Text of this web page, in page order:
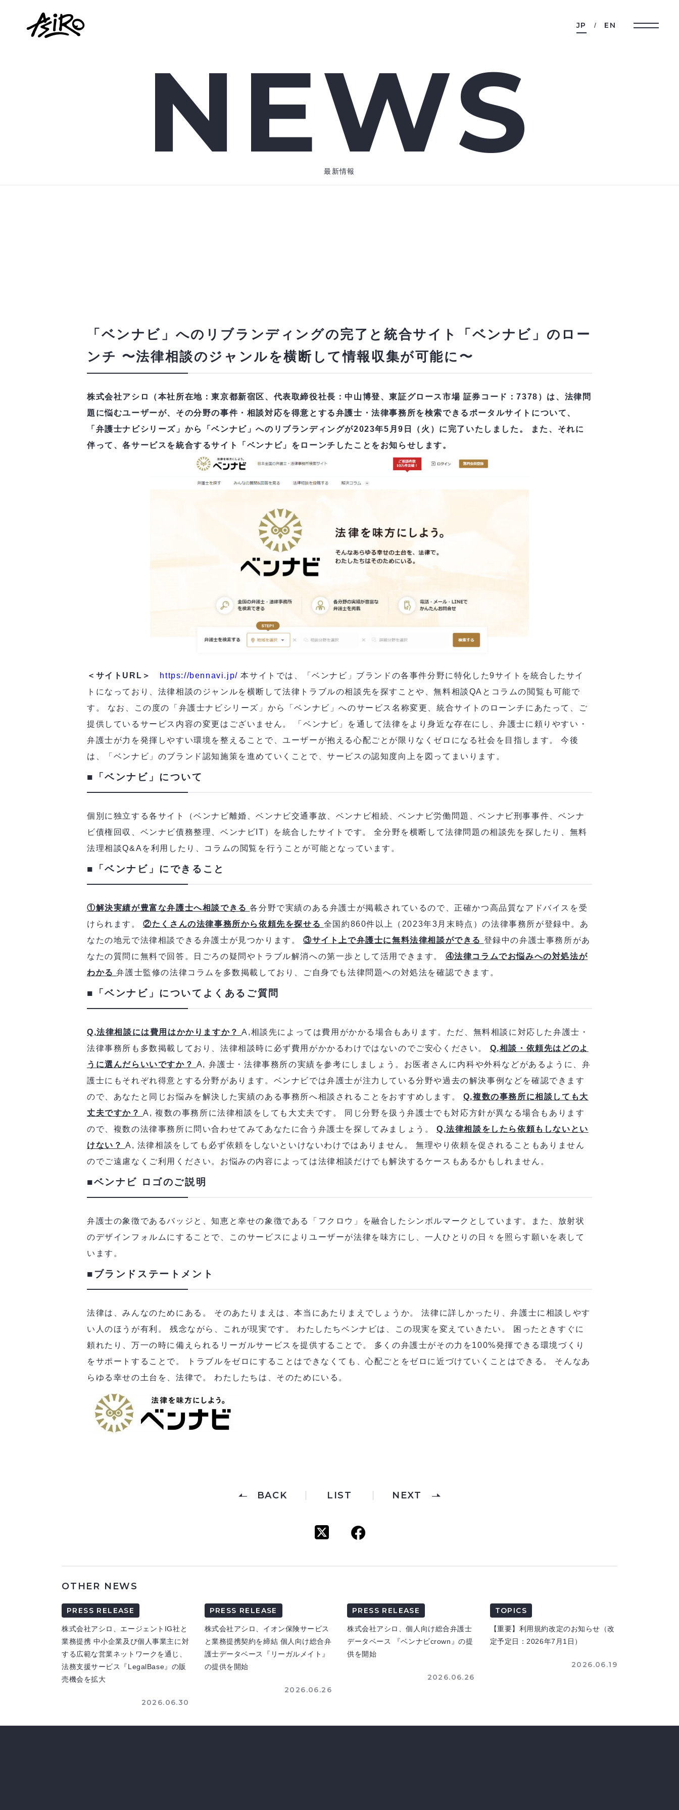
JP EN
NEWS
最新情報
「ベンナビ」へのリブランディングの完了と統合サイト「ベンナビ」のロー
ンチ 〜法律相談のジャンルを横断して情報収集が可能に〜
株式会社アシロ（本社所在地：東京都新宿区、代表取締役社長：中山博登、東証グロース市場 証券コード：7378）は、法律問
題に悩むユーザーが、その分野の事件・相談対応を得意とする弁護士・法律事務所を検索できるポータルサイトについて、
「弁護士ナビシリーズ」から「ベンナビ」へのリブランディングが2023年5月9日（火）に完了いたしました。
また、それに
伴って、各サービスを統合するサイト「ベンナビ」をローンチしたことをお知らせします。
＜サイトURL＞ https://bennavi.jp/ 本サイトでは、「ベンナビ」ブランドの各事件分野に特化した9サイトを統合したサイ
トになっており、法律相談のジャンルを横断して法律トラブルの相談先を探すことや、無料相談QAとコラムの閲覧も可能で
す。 なお、この度の「弁護士ナビシリーズ」から「ベンナビ」へのサービス名称変更、統合サイトのローンチにあたって、ご
提供しているサービス内容の変更はございません。 「ベンナビ」を通して法律をより身近な存在にし、弁護士に頼りやすい・
弁護士が力を発揮しやすい環境を整えることで、ユーザーが抱える心配ごとが限りなくゼロになる社会を目指します。 今後
は、「ベンナビ」のブランド認知施策を進めていくことで、サービスの認知度向上を図ってまいります。
■「ベンナビ」について
個別に独立する各サイト（ベンナビ離婚、ベンナビ交通事故、ベンナビ相続、ベンナビ労働問題、ベンナビ刑事事件、ベンナ
ビ債権回収、ベンナビ債務整理、ベンナビIT）を統合したサイトです。 全分野を横断して法律問題の相談先を探したり、無料
法理相談Q&Aを利用したり、コラムの閲覧を行うことが可能となっています。
■「ベンナビ」にできること
①解決実績が豊富な弁護士へ相談できる各分野で実績のある弁護士が掲載されているので、正確かつ高品質なアドバイスを受
けられます。②たくさんの法律事務所から依頼先を探せる 全国約860件以上（2023年3月末時点）の法律事務所が登録中。あ
なたの地元で法律相談できる弁護士が見つかります。③サイト上で弁護士に無料法律相談ができる 登録中の弁護士事務所があ
なたの質問に無料で回答。日ごろの疑問やトラブル解消への第一歩として活用できます。 ④法律コラムでお悩みへの対処法が
わかる弁護士監修の法律コラムを多数掲載しており、ご自身でも法律問題への対処法を確認できます。
■「ベンナビ」についてよくあるご質問
Q,法律相談には費用はかかりますか？A,相談先によっては費用がかかる場合もあります。ただ、無料相談に対応した弁護士・
法律事務所も多数掲載しており、法律相談時に必ず費用がかかるわけではないのでご安心ください。 Q,相談・依頼先はどのよ
うに選んだらいいですか？ A, 弁護士・法律事務所の実績を参考にしましょう。お医者さんに内科や外科などがあるように、弁
護士にもそれぞれ得意とする分野があります。ベンナビでは弁護士が注力している分野や過去の解決事例などを確認できます
ので、あなたと同じお悩みを解決した実績のある事務所へ相談されることをおすすめします。 Q,複数の事務所に相談しても大
丈夫ですか？A, 複数の事務所に法律相談をしても大丈夫です。 同じ分野を扱う弁護士でも対応方針が異なる場合もあります
ので、複数の法律事務所に問い合わせてみてあなたに合う弁護士を探してみましょう。 Q,法律相談をしたら依頼もしないとい
けない？ A, 法律相談をしても必ず依頼をしないといけないわけではありません。 無理やり依頼を促されることもありません
のでご遠慮なくご利用ください。お悩みの内容によっては法律相談だけでも解決するケースもあるかもしれません。
■ベンナビ ロゴのご説明
弁護士の象徴であるバッジと、知恵と幸せの象徴である「フクロウ」を融合したシンボルマークとしています。また、放射状
のデザインフォルムにすることで、このサービスによりユーザーが法律を味方にし、一人ひとりの日々を照らす願いを表して
います。
■ブランドステートメント
法律は、みんなのためにある。 そのあたりまえは、本当にあたりまえでしょうか。 法律に詳しかったり、弁護士に相談しやす
い人のほうが有利。 残念ながら、これが現実です。 わたしたちベンナビは、この現実を変えていきたい。 困ったときすぐに
頼れたり、万一の時に備えられるリーガルサービスを提供することで。 多くの弁護士がその力を100%発揮できる環境づくり
をサポートすることで。 トラブルをゼロにすることはできなくても、心配ごとをゼロに近づけていくことはできる。 そんなあ
らゆる幸せの土台を、法律で。 わたしたちは、そのためにいる。
BACK LIST NEXT
OTHER NEWS
PRESS RELEASE
株式会社アシロ、エージェントIG社と
業務提携 中小企業及び個人事業主に対
する広範な営業ネットワークを通じ、
法務支援サービス『LegalBase』の販
売機会を拡大
2026.06.30
PRESS RELEASE
株式会社アシロ、イオン保険サービス
と業務提携契約を締結 個人向け総合弁
護士データベース『リーガルメイト』
の提供を開始
2026.06.26
PRESS RELEASE
株式会社アシロ、個人向け総合弁護士
データベース 『ベンナビcrown』の提
供を開始
2026.06.26
TOPICS
【重要】利用規約改定のお知らせ（改
定予定日：2026年7月1日）
2026.06.19